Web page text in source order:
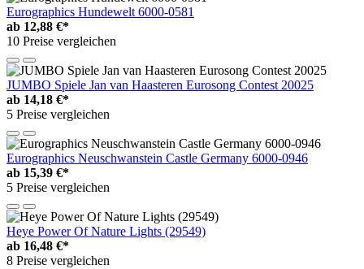
Eurographics Hundewelt 6000-0581
ab 12,88 €*
10 Preise vergleichen
JUMBO Spiele Jan van Haasteren Eurosong Contest 20025
ab 14,18 €*
5 Preise vergleichen
Eurographics Neuschwanstein Castle Germany 6000-0946
ab 15,39 €*
5 Preise vergleichen
Heye Power Of Nature Lights (29549)
ab 16,48 €*
8 Preise vergleichen